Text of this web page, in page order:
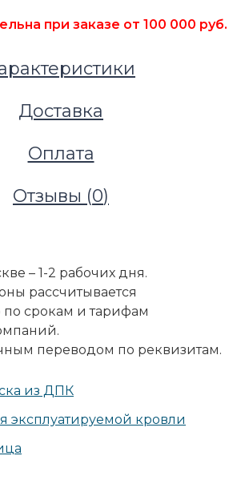
из ДПК
при заказе от 100 000 руб.
Доставка
Оплата
Отзывы (0)
– 1-2 рабочих дня.
рассчитывается
срокам и тарифам
переводом по реквизитам.
из ДПК
эксплуатируемой кровли